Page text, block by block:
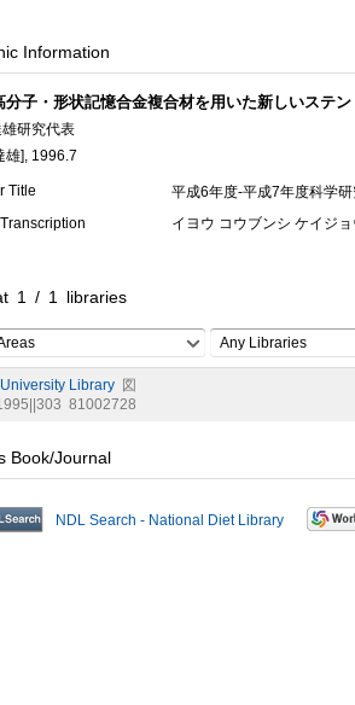
Information
分子・形状記憶合金複合材を用いた新しいステ
研究代表
雄], 1996.7
Title
平成6年度-平成7年度科学
イヨウ コウブンシ ケイジ
1 / 1 libraries
Any Libraries
Library 図
81002728
Book/Journal
NDL Search - National Diet Library